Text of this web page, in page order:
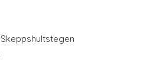
Skeppshultstegen